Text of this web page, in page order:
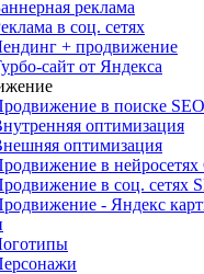
реклама
в соц. сетях
+ продвижение
сайт от Яндекса
в поиске SEO
оптимизация
оптимизация
в нейросетях
в соц. сетях
- Яндекс